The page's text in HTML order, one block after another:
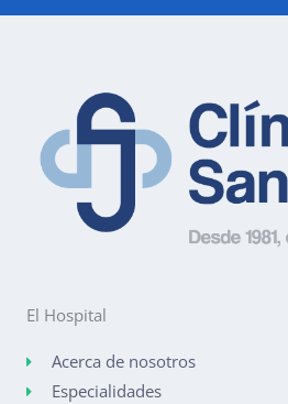
El Hospital
Acerca de nosotros
Especialidades